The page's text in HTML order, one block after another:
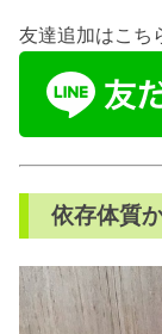
友達追加はこち
依存体質